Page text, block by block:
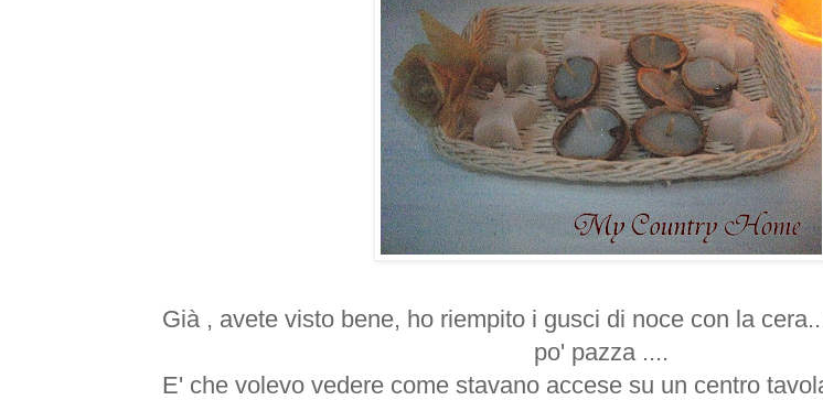
Già , avete visto bene, ho riempito i gusci di noce con la
po' pazza ....
E' che volevo vedere come stavano accese su un centro